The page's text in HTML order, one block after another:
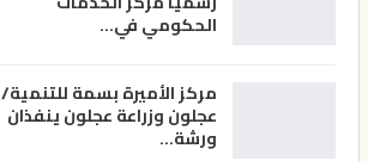
الحكومي في…
مركز الأميرة بسمة للتنمية/
عجلون وزراعة عجلون ينفذان
ورشة…